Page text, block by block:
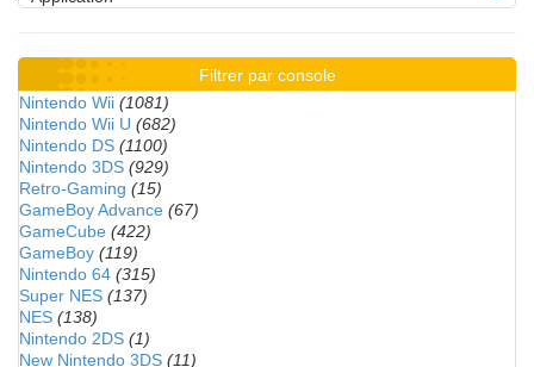
Filtrer par console
Nintendo Wii (1081)
Nintendo Wii U (682)
Nintendo DS (1100)
Nintendo 3DS (929)
Retro-Gaming (15)
GameBoy Advance (67)
GameCube (422)
GameBoy (119)
Nintendo 64 (315)
Super NES (137)
NES (138)
Nintendo 2DS (1)
New Nintendo 3DS (11)